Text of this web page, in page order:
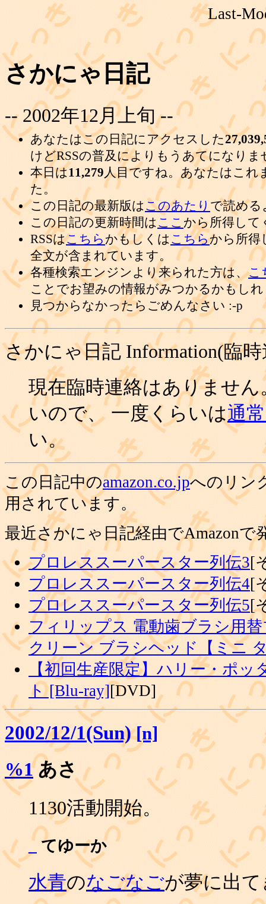
Last-
さかにゃ日記
-- 2002年12月上旬 --
あなたはこの日記にアクセスした
けどRSSの普及によりもうあてになりま
本日は11,279人目ですね。あなたはこれ
た。
この日記の最新版はこのあたり で読める
この日記の更新時間はここ から所得して
RSSはこちら かもしくはこちらから所得
全文が含まれています。
各種検索エンジンより来られた方は、こ
ことでお望みの情報がみつかるかもし
見つからなかったらごめんなさい :-p
さかにゃ日記 Information(臨
現在臨時連絡はありませ
いので、 一度くらいは通
い。
この日記中のamazon.co.jpへのリン
用されています。
最近さかにゃ日記経由でAmazon
プロレススーパースター列伝3[
プロレススーパースター列伝4[
プロレススーパースター列伝5[
フィリップス 電動歯ブラシ用
クリーン ブラシヘッド【ミニ
【初回生産限定】ハリー・ポ
ト [Blu-ray][DVD]
2002/12/1(Sun) [n]
%1あさ
1130活動開始。
_ てゆーか
水青のなごなごが夢に出